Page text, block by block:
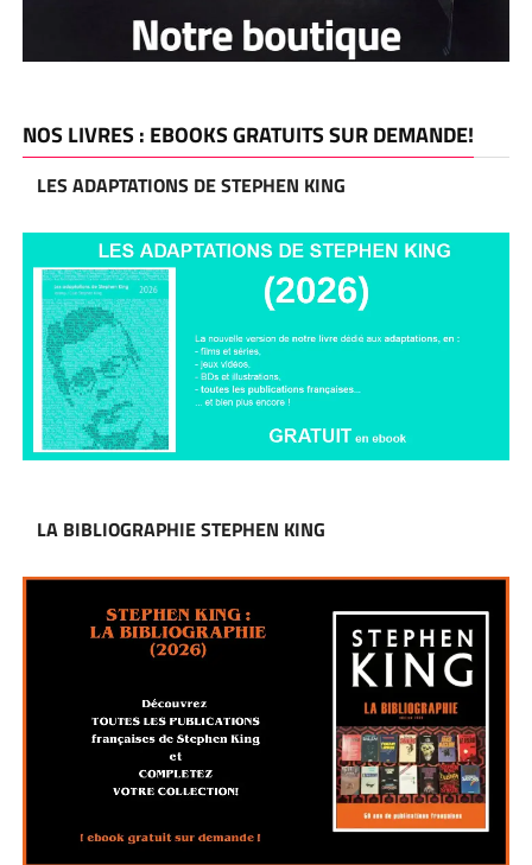
NOS LIVRES : EBOOKS GRATUITS SUR DEMANDE!
LES ADAPTATIONS DE STEPHEN KING
LA BIBLIOGRAPHIE STEPHEN KING